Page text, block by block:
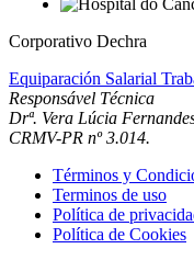
Corporativo Dechra
Equiparación Salarial
Responsável Técnica
Drª. Vera Lúcia
CRMV-PR nº 3.014.
Términos y
Terminos de uso
Política de
Política de Cookies